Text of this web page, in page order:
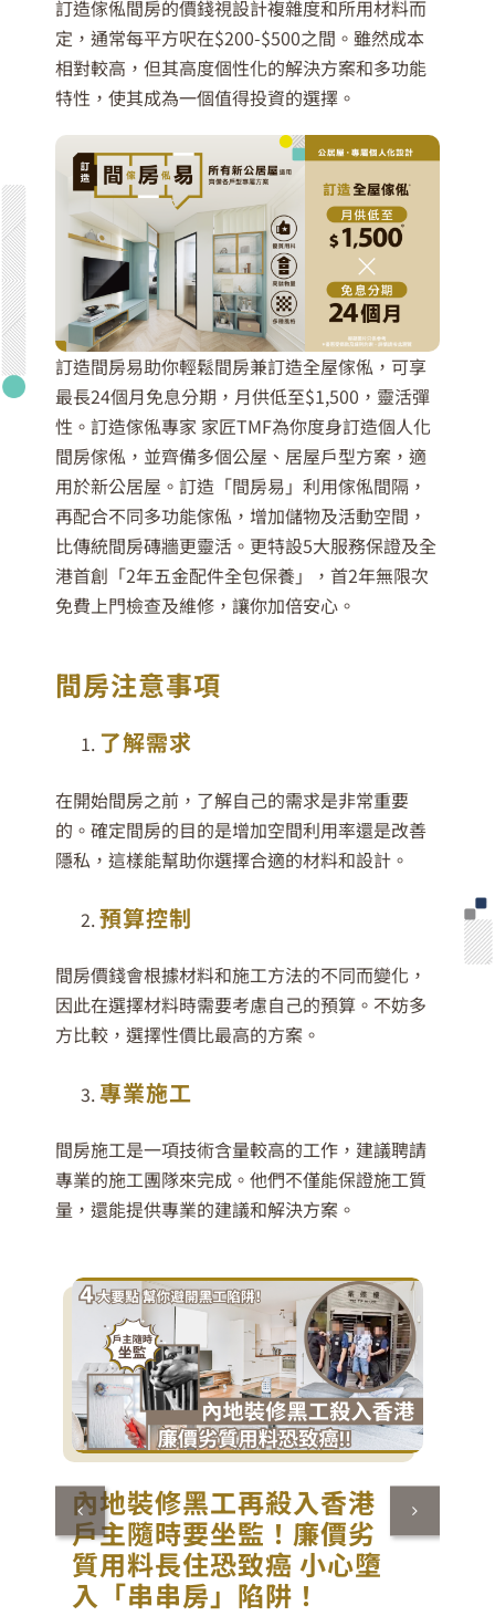
訂造傢俬間房的價錢視設計複雜度和所用材料而
定，通常每平方呎在$200-$500之間。雖然成本
相對較高，但其高度個性化的解決方案和多功能
特性，使其成為一個值得投資的選擇。
訂造間房易助你輕鬆間房兼訂造全屋傢俬，可享
最長24個月免息分期，月供低至$1,500，靈活彈
性。訂造傢俬專家 家匠TMF為你度身訂造個人化
間房傢俬，並齊備多個公屋、居屋戶型方案，適
用於新公居屋。訂造「間房易」利用傢俬間隔，
再配合不同多功能傢俬，增加儲物及活動空間，
比傳統間房磚牆更靈活。更特設5大服務保證及全
港首創「2年五金配件全包保養」，首2年無限次
免費上門檢查及維修，讓你加倍安心。
間房注意事項
了解需求
在開始間房之前，了解自己的需求是非常重要
的。確定間房的目的是增加空間利用率還是改善
隱私，這樣能幫助你選擇合適的材料和設計。
預算控制
間房價錢會根據材料和施工方法的不同而變化，
因此在選擇材料時需要考慮自己的預算。不妨多
方比較，選擇性價比最高的方案。
專業施工
間房施工是一項技術含量較高的工作，建議聘請
專業的施工團隊來完成。他們不僅能保證施工質
量，還能提供專業的建議和解決方案。
內地裝修黑工再殺入香港
戶主隨時要坐監！廉價劣
質用料長住恐致癌 小心墮
入「串串房」陷阱！